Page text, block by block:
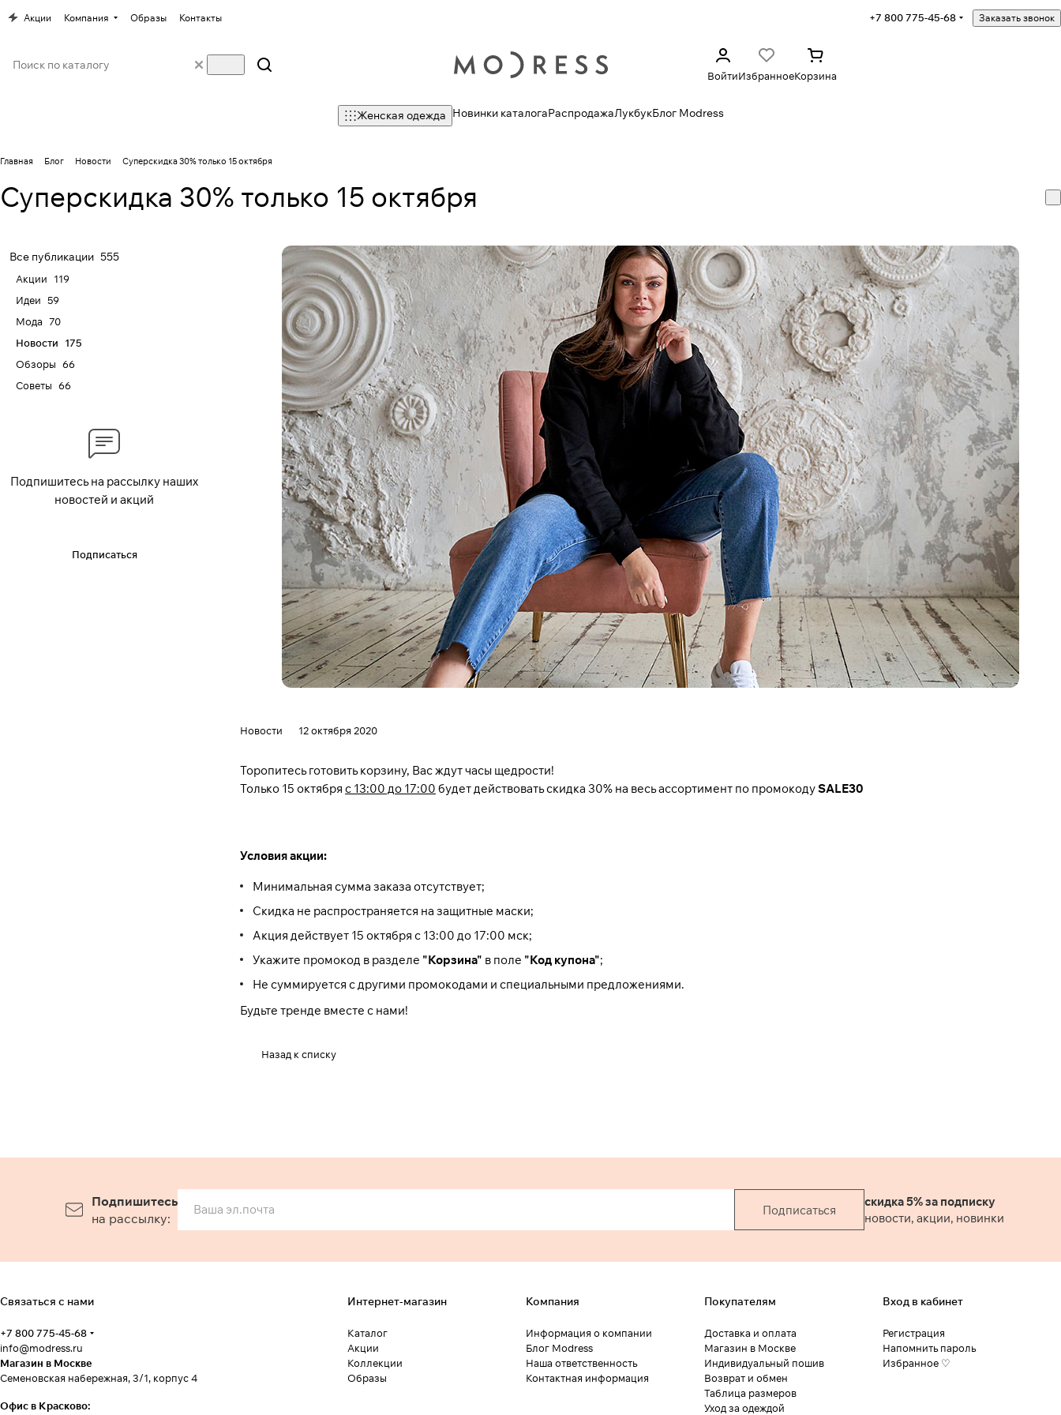
Акции Компания Образы Контакты +7 800 775-45-68 Заказать звонок
ВойтиИзбранноеКорзина
Женская одежда Новинки каталогаРаспродажаЛукбукБлог Modress
Главная Блог Новости Суперскидка 30% только 15 октября
Суперскидка 30% только 15 октября
Новости 12 октября 2020
Торопитесь готовить корзину, Вас ждут часы щедрости!
Только 15 октября с 13:00 до 17:00 будет действовать скидка 30% на весь ассортимент по промокодуSALE30
Условия акции:
Минимальная сумма заказа отсутствует;
Скидка не распространяется на защитные маски;
Акция действует 15 октября с 13:00 до 17:00 мск;
Укажите промокод в разделе "Корзина" в поле "Код купона";
Не суммируется с другими промокодами и специальными предложениями.
Будьте тренде вместе с нами!
Назад к списку
Все публикации 555
Акции
119
Идеи 59
Мода 70
Новости
175
Обзоры 66
Советы 66
Подпишитесь на рассылку наших
новостей и акций
Подписаться
Подпишитесь
на рассылку:
Подписаться
скидка 5% за подписку
новости, акции, новинки
Связаться с нами
+7 800 775-45-68
info@modress.ru
Магазин в Москве
Семеновская набережная, 3/1, корпус 4
Офис в Красково:
Интернет-магазин
Каталог
Акции
Коллекции
Образы
Компания
Информация о компании
Блог Modress
Наша ответственность
Контактная информация
Покупателям
Доставка и оплата
Магазин в Москве
Индивидуальный пошив
Возврат и обмен
Таблица размеров
Уход за одеждой
Вход в кабинет
Регистрация
Напомнить пароль
Избранное ♡